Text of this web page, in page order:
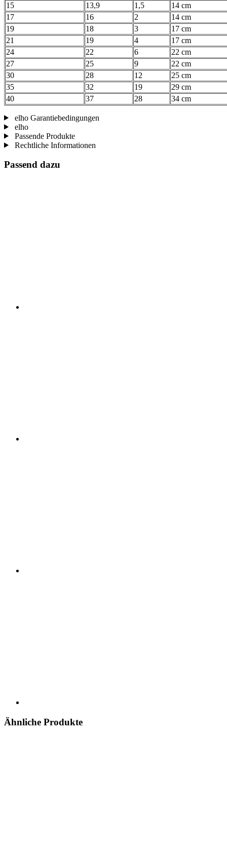
15
13,9 1,5
14 cm
17
16 2
14 cm
19
18 3
17 cm
21
19 4
17 cm
24
22 6
22 cm
27
25 9
22 cm
30
28 12
25 cm
35
32 19
29 cm
40
37 28 34 cm
elho Garantiebedingungen
elho
Passende Produkte
Rechtliche Informationen
Passend dazu
Ähnliche Produkte